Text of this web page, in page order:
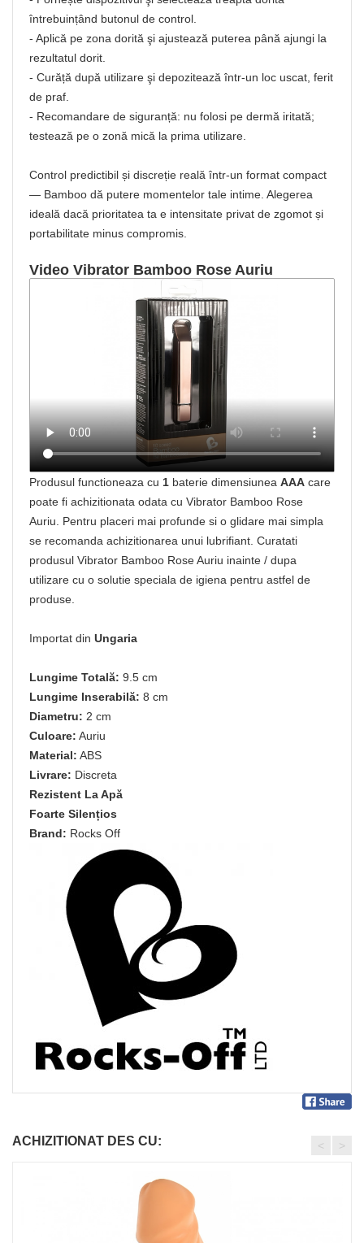
întrebuințând butonul de control.
- Aplică pe zona dorită şi ajustează puterea până ajungi la
rezultatul dorit.
- Curăță după utilizare şi depozitează într-un loc uscat, ferit
de praf.
- Recomandare de siguranță: nu folosi pe dermă iritată;
testează pe o zonă mică la prima utilizare.
Control predictibil și discreție reală într-un format compact
— Bamboo dă putere momentelor tale intime. Alegerea
ideală dacă prioritatea ta e intensitate privat de zgomot și
portabilitate minus compromis.
Video Vibrator Bamboo Rose Auriu
Produsul functioneaza cu 1 baterie dimensiunea AAA care
poate fi achizitionata odata cu Vibrator Bamboo Rose
Auriu. Pentru placeri mai profunde si o glidare mai simpla
se recomanda achizitionarea unui lubrifiant. Curatati
produsul Vibrator Bamboo Rose Auriu inainte / dupa
utilizare cu o solutie speciala de igiena pentru astfel de
produse.
Importat din Ungaria
Lungime Totală: 9.5 cm
Lungime Inserabilă: 8 cm
Diametru: 2 cm
Culoare: Auriu
Material: ABS
Livrare: Discreta
Rezistent La Apă
Foarte Silențios
Brand: Rocks Off
ACHIZITIONAT DES CU: < >